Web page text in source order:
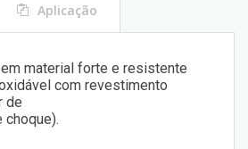
Aplicação
material forte e resistente
com revestimento
de
choque).